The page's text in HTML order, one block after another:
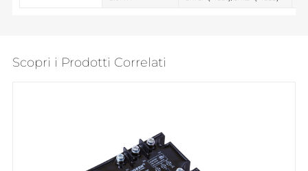
Scopri i Prodotti Correlati